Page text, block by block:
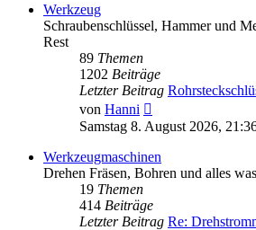
Werkzeug
Schraubenschlüssel, Hammer und
Rest
89 Themen
1202 Beiträge
Letzter Beitrag
von Hanni
Beitrag
Samstag 8. August 2026,
Werkzeugmaschinen
Drehen Fräsen, Bohren und alles
19 Themen
414 Beiträge
Letzter Beitrag Re: